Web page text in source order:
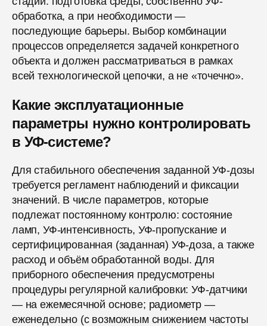
обработка, а при необходимости —
последующие барьеры. Выбор комбинации
процессов определяется задачей конкретного
объекта и должен рассматриваться в рамках
всей технологической цепочки, а не «точечно».
Какие эксплуатационные
параметры нужно контролировать
в УФ-системе?
Для стабильного обеспечения заданной УФ-дозы
требуется регламент наблюдений и фиксации
значений. В числе параметров, которые
подлежат постоянному контролю: состояние
ламп, УФ-интенсивность, УФ-пропускание и
сертифицированная (заданная) УФ-доза, а также
расход и объём обработанной воды. Для
приборного обеспечения предусмотрены
процедуры регулярной калибровки: УФ-датчики
— на ежемесячной основе; радиометр —
еженедельно (с возможным снижением частоты